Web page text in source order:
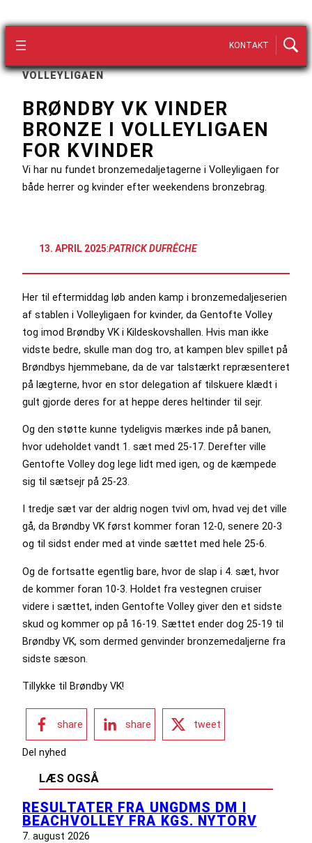
KONTAKT
VOLLEYLIGAEN
BRØNDBY VK VINDER
BRONZE I VOLLEYLIGAEN
FOR KVINDER
Vi har nu fundet bronzemedaljetagerne i Volleyligaen for
både herrer og kvinder efter weekendens bronzebrag.
13. APRIL 2025:PATRICK DUFRÊCHE
Her til eftermiddag løb anden kamp i bronzemedaljeserien
af stablen i Volleyligaen for kvinder, da Gentofte Volley
tog imod Brøndby VK i Kildeskovshallen. Hvis man ikke
vidste bedre, skulle man dog tro, at kampen blev spillet på
Brøndbys hjemmebane, da de var talstærkt repræsenteret
på lægterne, hvor en stor delegation af tilskuere klædt i
gult gjorde deres for at heppe deres heltinder til sejr.
Og den støtte kunne tydeligvis mærkes inde på banen,
hvor udeholdet vandt 1. sæt med 25-17. Derefter ville
Gentofte Volley dog lege lidt med igen, og de kæmpede
sig til sætsejr på 25-23.
I tredje sæt var der aldrig nogen tvivl om, hvad vej det ville
gå, da Brøndby VK først kommer foran 12-0, senere 20-3
og til sidst ender med at vinde sættet med hele 25-6.
Og de fortsatte egentlig bare, hvor de slap i 4. sæt, hvor
de kommer foran 10-3. Holdet fra vestegnen cruiser
videre i sættet, inden Gentofte Volley giver den et sidste
skud og kommer op på 16-19. Sættet ender dog 25-19 til
Brøndby VK, som dermed genvinder bronzemedaljerne fra
sidste sæson.
Tillykke til Brøndby VK!
share share tweet
Del nyhed
LÆS OGSÅ
RESULTATER FRA UNGDMS DM I
BEACHVOLLEY FRA KGS. NYTORV
7. august 2026